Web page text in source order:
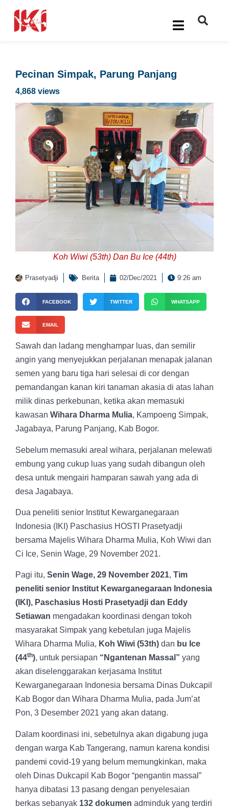
Pecinan Simpak, Parung Panjang
4,868 views
Koh Wiwi (53th) Dan Bu Ice (44th)
Prasetyadji Berita 02/Dec/2021 9:26 am
FACEBOOK TWITTER WHATSAPP
EMAIL
Sawah dan ladang menghampar luas, dan semilir
angin yang menyejukkan perjalanan menapak jalanan
semen yang baru tiga hari selesai di cor dengan
pemandangan kanan kiri tanaman akasia di atas lahan
milik dinas perkebunan, ketika akan memasuki
kawasan Wihara Dharma Mulia, Kampoeng Simpak,
Jagabaya, Parung Panjang, Kab Bogor.
Sebelum memasuki areal wihara, perjalanan melewati
embung yang cukup luas yang sudah dibangun oleh
desa untuk mengairi hamparan sawah yang ada di
desa Jagabaya.
Dua peneliti senior Institut Kewarganegaraan
Indonesia (IKI) Paschasius HOSTI Prasetyadji
bersama Majelis Wihara Dharma Mulia, Koh Wiwi dan
Ci Ice, Senin Wage, 29 November 2021.
Pagi itu, Senin Wage, 29 November 2021, Tim
peneliti senior Institut Kewarganegaraan Indonesia
(IKI), Paschasius Hosti Prasetyadji dan Eddy
Setiawan mengadakan koordinasi dengan tokoh
masyarakat Simpak yang kebetulan juga Majelis
Wihara Dharma Mulia, Koh Wiwi (53th) dan bu Ice
(44th), untuk persiapan “Ngantenan Massal” yang
akan diselenggarakan kerjasama Institut
Kewarganegaraan Indonesia bersama Dinas Dukcapil
Kab Bogor dan Wihara Dharma Mulia, pada Jum’at
Pon, 3 Desember 2021 yang akan datang.
Dalam koordinasi ini, sebetulnya akan digabung juga
dengan warga Kab Tangerang, namun karena kondisi
pandemi covid-19 yang belum memungkinkan, maka
oleh Dinas Dukcapil Kab Bogor “pengantin massal”
hanya dibatasi 13 pasang dengan penyelesaian
berkas sebanyak 132 dokumen adminduk yang terdiri